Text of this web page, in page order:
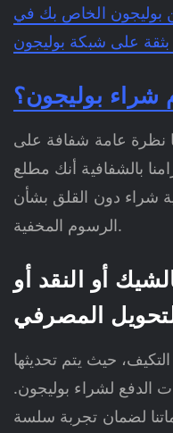
بوليجون الخاص بك في
بوليجون؟
نظرة عامة شفافة على
بالشفافية أنك مطلع
شراء دون القلق بشأن
الرسوم المخفية.
أو النقد أو
المصرفي
حيث يتم تحديثها
الدفع لشراء بوليجون.
لضمان تجربة سلسة